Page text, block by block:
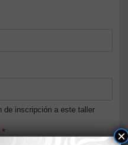
de inscripción a este taller
* ×